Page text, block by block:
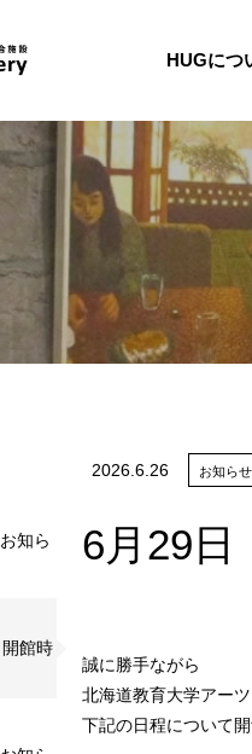
HUGにつ
2026. 6.26 お知らせ
6月29日
誠に勝手ながら
北海道教育大学アー
下記の日程について
知ら
館時